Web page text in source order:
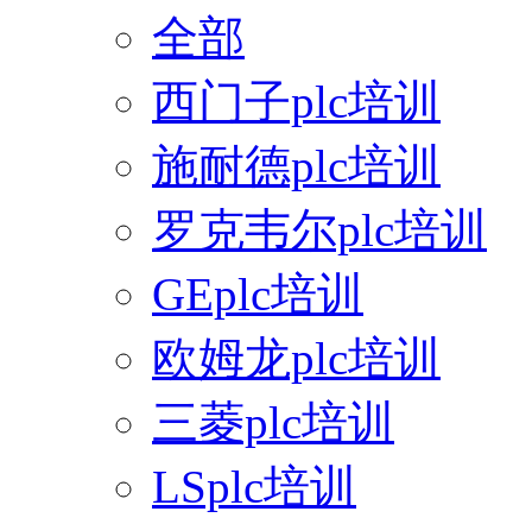
全部
西门子plc培训
施耐德plc培训
罗克韦尔plc培训
GEplc培训
欧姆龙plc培训
三菱plc培训
LSplc培训